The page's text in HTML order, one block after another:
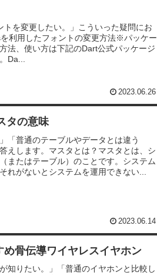
トを変更したい。」こういった疑問にお
利用したフォントの変更方法※パッケー
法、使い方は下記のDart公式パッケージ
Da...
2023.06.26
タの意味
「普通のテーブルやデータとは違う
えします。マスタとは？マスタとは、シ
またはテーブル）のことです。システム
れがないとシステムを運用できない...
2023.06.14
め骨伝導ワイヤレスイヤホン
知りたい。」「普通のイヤホンと比較し